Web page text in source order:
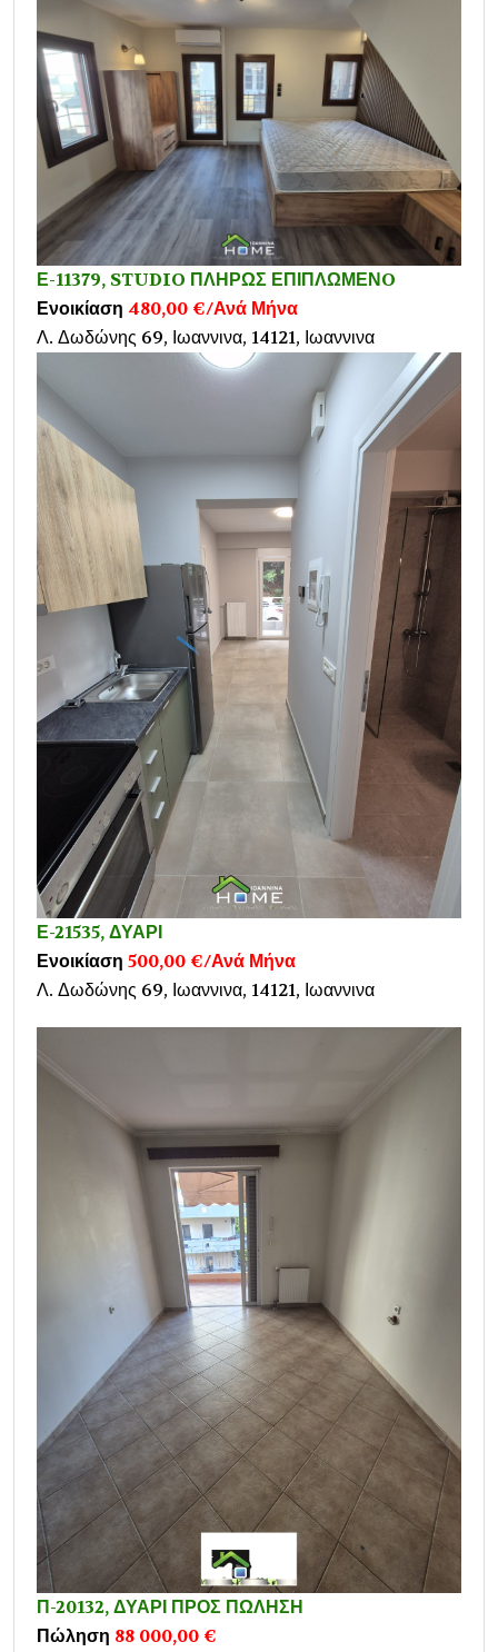
Ε-11379, STUDIO ΠΛΗΡΩΣ ΕΠΙΠΛΩΜΕΝO
Ενοικίαση 480,00 €/Ανά Μήνα
Λ. Δωδώνης 69, Ιωαννινα, 14121, Ιωαννινα
Ε-21535, ΔΥΑΡΙ
Ενοικίαση 500,00 €/Ανά Μήνα
Λ. Δωδώνης 69, Ιωαννινα, 14121, Ιωαννινα
Π-20132, ΔΥΑΡΙ ΠΡΟΣ ΠΩΛΗΣΗ
Πώληση 88 000,00 €